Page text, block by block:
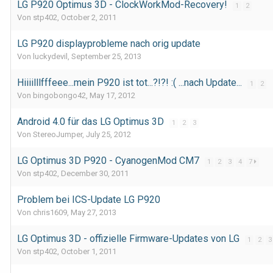
LG P920 Optimus 3D - ClockWorkMod-Recovery! 1 2
Von stp402, October 2, 2011
LG P920 displayprobleme nach orig update
Von luckydevil, September 25, 2013
Hiiiilllfffeee...mein P920 ist tot...?!?! :( ...nach Update... 1 2
Von bingobongo42, May 17, 2012
Android 4.0 für das LG Optimus 3D 1 2 3
Von StereoJumper, July 25, 2012
LG Optimus 3D P920 - CyanogenMod CM7 1 2 3 4 7
Von stp402, December 30, 2011
Problem bei ICS-Update LG P920
Von chris1609, May 27, 2013
LG Optimus 3D - offizielle Firmware-Updates von LG 1 2 3
Von stp402, October 1, 2011